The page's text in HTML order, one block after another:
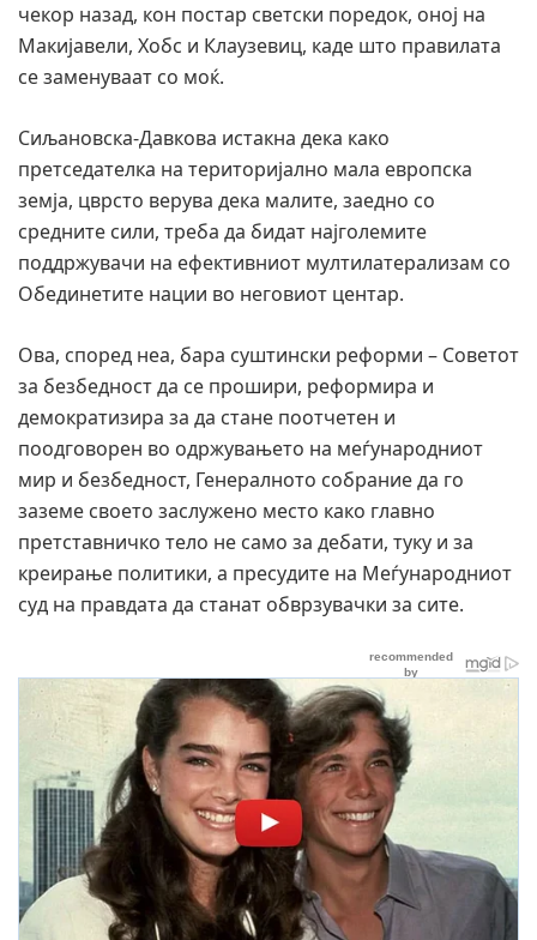
чекор назад, кон постар светски поредок, оној на
Макијавели, Хобс и Клаузевиц, каде што правилата
се заменуваат со моќ.
Сиљановска-Давкова истакна дека како
претседателка на територијално мала европска
земја, цврсто верува дека малите, заедно со
средните сили, треба да бидат најголемите
поддржувачи на ефективниот мултилатерализам со
Обединетите нации во неговиот центар.
Ова, според неа, бара суштински реформи – Советот
за безбедност да се прошири, реформира и
демократизира за да стане поотчетен и
поодговорен во одржувањето на меѓународниот
мир и безбедност, Генералното собрание да го
заземе своето заслужено место како главно
претставничко тело не само за дебати, туку и за
креирање политики, а пресудите на Меѓународниот
суд на правдата да станат обврзувачки за сите.